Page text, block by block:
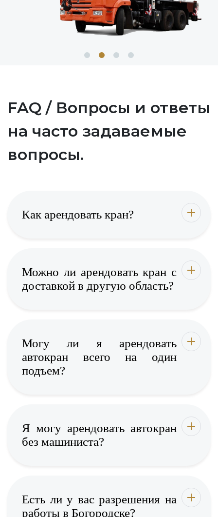
FAQ / Вопросы и ответы
на часто задаваемые
вопросы.
Как арендовать кран?
Можно ли арендовать кран с
доставкой в другую область?
Могу ли я арендовать
автокран всего на один
подъем?
Я могу арендовать автокран
без машиниста?
Есть ли у вас разрешения на
работы в Богородске?